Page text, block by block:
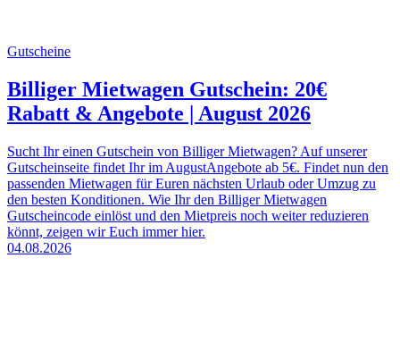
Gutscheine
Billiger Mietwagen Gutschein: 20€
Rabatt & Angebote | August 2026
Sucht Ihr einen Gutschein von Billiger Mietwagen? Auf unserer
Gutscheinseite findet Ihr im AugustAngebote ab 5€. Findet nun den
passenden Mietwagen für Euren nächsten Urlaub oder Umzug zu
den besten Konditionen. Wie Ihr den Billiger Mietwagen
Gutscheincode einlöst und den Mietpreis noch weiter reduzieren
könnt, zeigen wir Euch immer hier.
04.08.2026